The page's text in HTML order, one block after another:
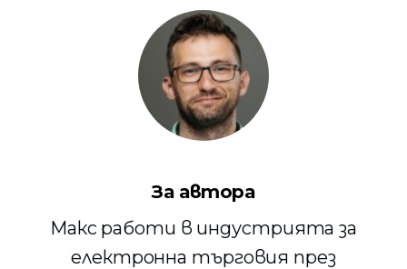
За автора
Макс работи в индустрията за
електронна търговия през